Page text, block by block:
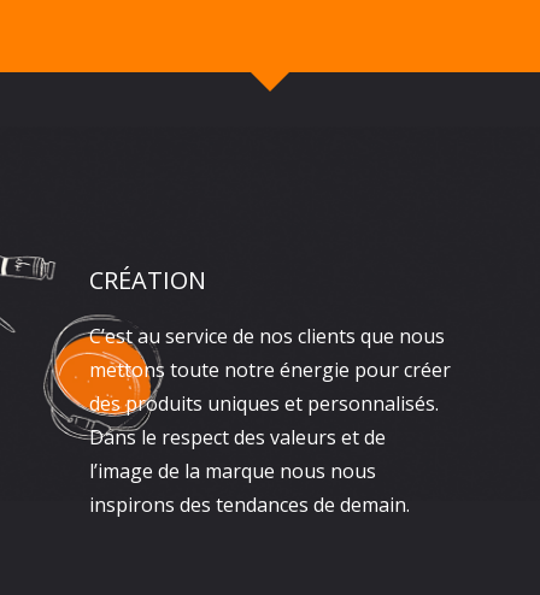
CRÉATION
C’est au service de nos clients que nous
mettons toute notre énergie pour créer
des produits uniques et personnalisés.
Dans le respect des valeurs et de
l’image de la marque nous nous
inspirons des tendances de demain.